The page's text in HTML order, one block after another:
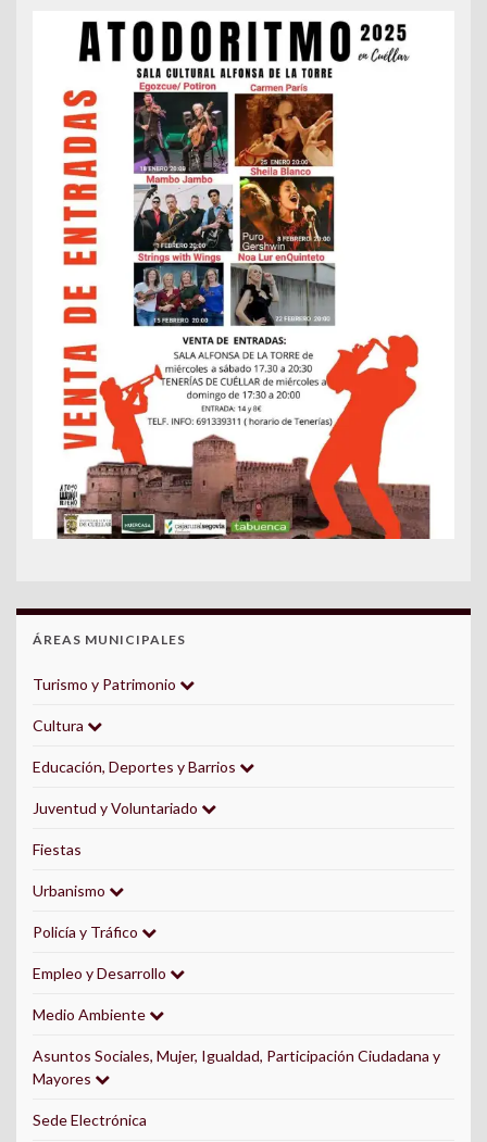
ÁREAS MUNICIPALES
Turismo y Patrimonio
Cultura
Educación, Deportes y Barrios
Juventud y Voluntariado
Fiestas
Urbanismo
Policía y Tráfico
Empleo y Desarrollo
Medio Ambiente
Asuntos Sociales, Mujer, Igualdad, Participación Ciudadana y
Mayores
Sede Electrónica